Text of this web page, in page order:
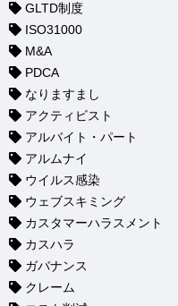
GLTD制度
ISO31000
M&A
PDCA
なりますまし
アクティビスト
アルバイト・パート
アルムナイ
ウイルス感染
ウェブスキミング
カスタマーハラスメント
カスハラ
ガバナンス
クレーム